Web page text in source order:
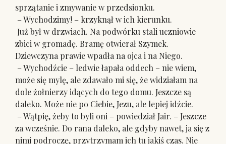
sprzątanie i zmywanie w przedsionku.
– Wychodzimy! – krzyknął w ich kierunku.
Już był w drzwiach. Na podwórku stali uczniowie
zbici w gromadę. Bramę otwierał Szymek.
Dziewczyna prawie wpadła na ojca i na Niego.
– Wychodźcie – ledwie łapała oddech – nie wiem,
może się mylę, ale zdawało mi się, że widziałam na
dole żołnierzy idących do tego domu. Jeszcze są
daleko. Może nie po Ciebie, Jezu, ale lepiej idźcie.
– Wątpię, żeby to byli oni – powiedział Jair. – Jeszcze
za wcześnie. Do rana daleko, ale gdyby nawet, ja się z
nimi podroczę, przytrzymam ich tu jakiś czas. Nie